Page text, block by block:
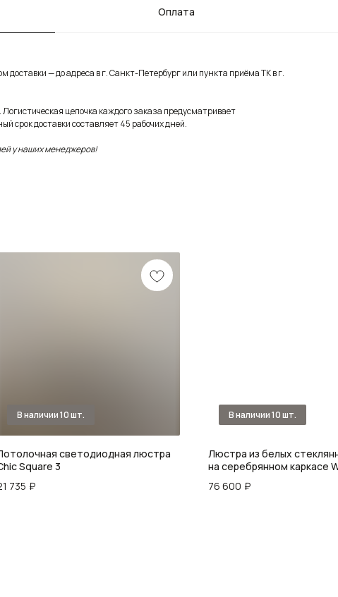
Оплата
— до адреса в г. Санкт-Петербург или пункта приёма ТК в г.
цепочка каждого заказа предусматривает
срок доставки составляет 45 рабочих дней.
у наших менеджеров!
светодиодная люстра
Square 3
735 ₽
Люстра из белых
на серебрянном каркасе
76 600 ₽